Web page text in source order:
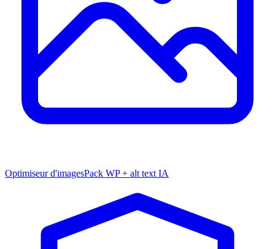
Optimiseur d'imagesPack WP + alt text IA